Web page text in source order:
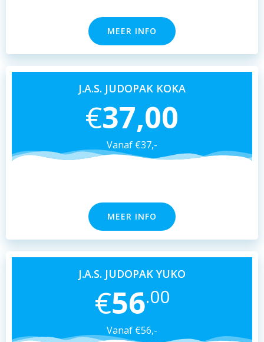
MEER INFO
J.A.S. JUDOPAK KOKA
€37,00
Vanaf €37,-
MEER INFO
J.A.S. JUDOPAK YUKO
€56.00
Vanaf €56,-